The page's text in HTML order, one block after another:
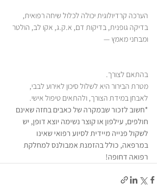
הערכה קרדיולוגית יכולה לכלול שיחה רפואית,
בדיקה גופנית, בדיקות דם, א.ק.ג, אקו לב, הולטר
ומבחני מאמץ —
בהתאם לצורך.
מטרת הבירור היא לשלול סיכון לאירוע לבבי,
לאבחן במידת הצורך, ולהתאים טיפול אישי.
*חשוב לזכור שבמקרה של כאבים בחזה שאינם
חולפים, עילפון או קוצר נשימה יוצא דופן, יש
לשקול פנייה מיידית לסיוע רפואי שאינו
במרפאה, כולל בהזמנת אמבולנס למחלקת
רפואה דחופה!